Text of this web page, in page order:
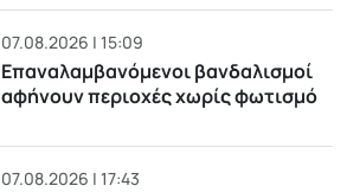
07.08.2026 | 15:09
Επαναλαμβανόμενοι βανδαλισμοί
αφήνουν περιοχές χωρίς φωτισμό
07.08.2026 | 17:43